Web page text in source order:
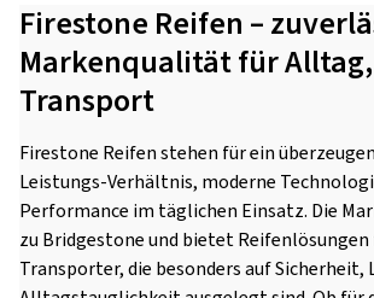
Firestone Reifen –
Markenqualität für
Transport
Firestone Reifen stehen für ein
Leistungs-Verhältnis, moderne
Performance im täglichen Einsatz. Die
zu Bridgestone und bietet Reifenlösungen
Transporter, die besonders auf